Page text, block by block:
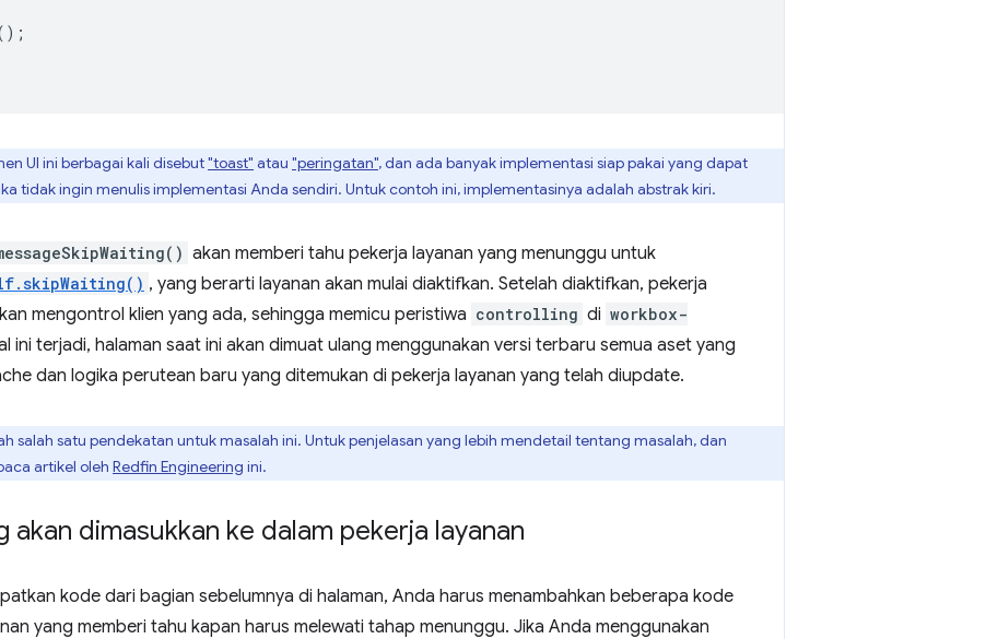
UI ini berbagai kali disebut"toast" atau "peringatan", dan ada banyak implementasi siap pakai yang dapat
tidak ingin menulis implementasi Anda sendiri. Untuk contoh ini, implementasinya adalah abstrak kiri.
akan memberi tahu pekerja layanan yang menunggu untuk
, yang berarti layanan akan mulai diaktifkan. Setelah diaktifkan, pekerja
mengontrol klien yang ada, sehingga memicu peristiwa controlling di workbox-
ini terjadi, halaman saat ini akan dimuat ulang menggunakan versi terbaru semua aset yang
dan logika perutean baru yang ditemukan di pekerja layanan yang telah diupdate.
salah satu pendekatan untuk masalah ini. Untuk penjelasan yang lebih mendetail tentang masalah, dan
artikel oleh Redfin Engineering ini.
akan dimasukkan ke dalam pekerja layanan
kode dari bagian sebelumnya di halaman, Anda harus menambahkan beberapa kode
yang memberi tahu kapan harus melewati tahap menunggu. Jika Anda menggunakan